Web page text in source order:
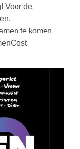
Voor de
te komen.